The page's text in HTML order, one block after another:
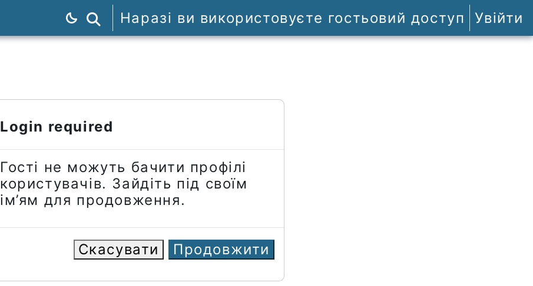
Пошук курсів
Наразі ви використовуєте гостьовий доступ Увійти
Login required
Гості не можуть бачити профілі
користувачів. Зайдіть під своїм
ім’ям для продовження.
Скасувати Продовжити